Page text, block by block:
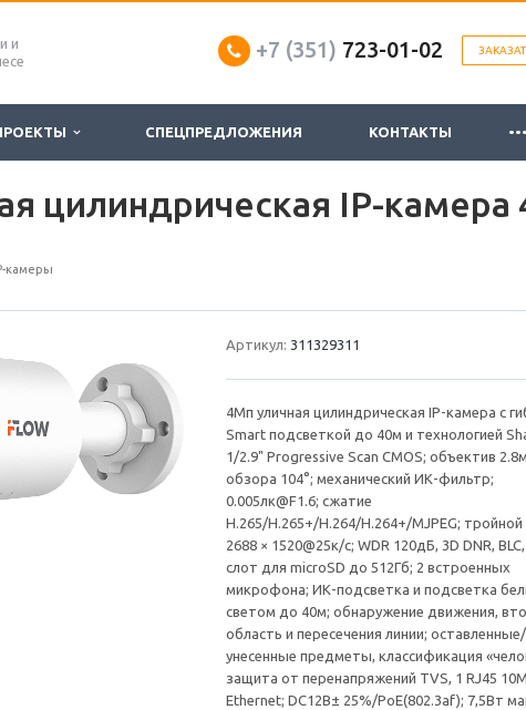
и
+7 (351) 723-01-02
СПЕЦПРЕДЛОЖЕНИЯ КОНТАКТЫ ...
цилиндрическая IP-камера
камеры
Артикул: 311329311
4Мп уличная цилиндрическая IP-камера с
Smart подсветкой до 40м и технологией
1/2.9" Progressive Scan CMOS; объектив
обзора 104°; механический ИК-фильтр;
0.005лк@F1.6; сжатие
H.265/H.265+/H.264/H.264+/MJPEG; тройной
2688 × 1520@25к/с; WDR 120дБ, 3D DNR, BLC,
слот для microSD до 512Гб; 2 встроенных
микрофона; ИК-подсветка и подсветка
светом до 40м; обнаружение движения,
область и пересечения линии; оставленные/
унесенные предметы, классификация
защита от перенапряжений TVS, 1 RJ45
Ethernet; DC12В± 25%/PoE(802.3af); 7,5Вт